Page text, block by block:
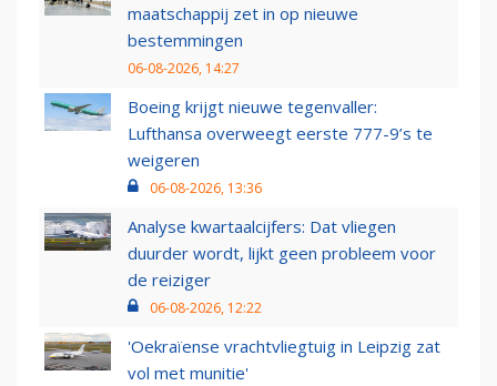
maatschappij zet in op nieuwe
bestemmingen
06-08-2026, 14:27
Boeing krijgt nieuwe tegenvaller:
Lufthansa overweegt eerste 777-9’s te
weigeren
06-08-2026, 13:36
Analyse kwartaalcijfers: Dat vliegen
duurder wordt, lijkt geen probleem voor
de reiziger
06-08-2026, 12:22
'Oekraïense vrachtvliegtuig in Leipzig zat
vol met munitie'